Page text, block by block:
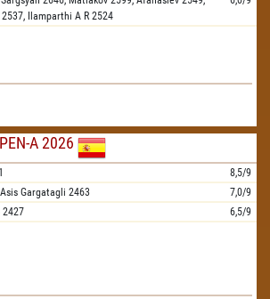
2537, Ilamparthi A R 2524
A 2026
8,5/9
Asis Gargatagli 2463
7,0/9
2427 6,5/9